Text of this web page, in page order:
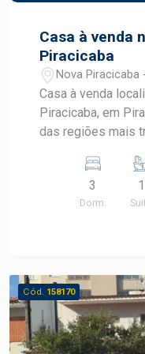
Casa à venda
Piracicaba
Nova Piracicaba
Casa à venda
Piracicaba, em
das regiões mais
amplos,
sistema de
conforto,
balcão e armários
espaçoso -
Entrada lateral
Sistema de energia
3
Dorm.
1
Cód. 158170